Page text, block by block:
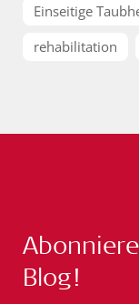
Einseitige
rehabilitation
Blog!